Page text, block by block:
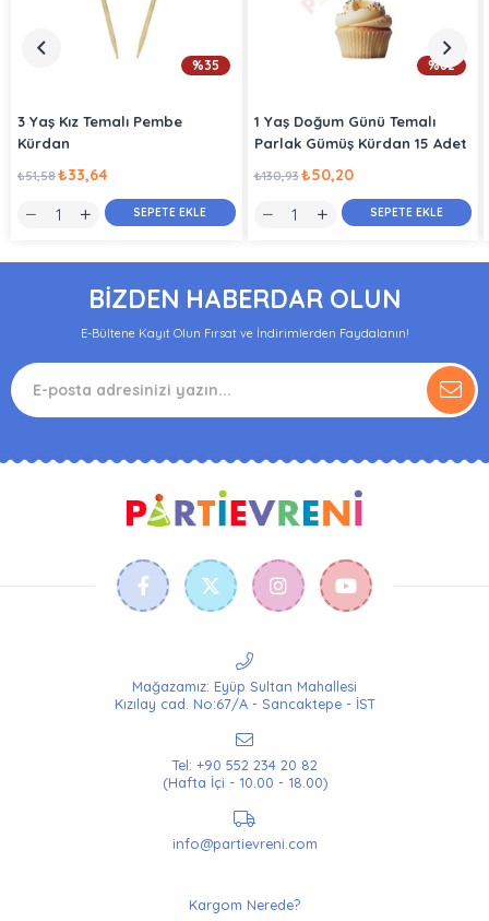
3 Yaş Kız Temalı Pembe
Kürdan
₺33,64
₺51,58
SEPETE EKLE
%35
1 Yaş Doğum Günü Temalı
Parlak Gümüş Kürdan 15 Adet
₺50,20
₺130,93
SEPETE EKLE
%62
BİZDEN HABERDAR OLUN
E-Bültene Kayıt Olun Fırsat ve İndirimlerden Faydalanın!
Mağazamız: Eyüp Sultan Mahallesi
Kızılay cad. No:67/A - Sancaktepe - İST
Tel: +90 552 234 20 82
(Hafta İçi - 10.00 - 18.00)
info@partievreni.com
Kargom Nerede?